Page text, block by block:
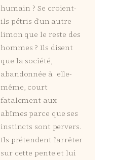
humain ? Se croient-
ils pétris d’un autre
limon que le reste des
hommes ? Ils disent
que la société,
abandonnée à elle-
même, court
fatalement aux
abîmes parce que ses
instincts sont pervers.
Ils prétendent l’arrêter
sur cette pente et lui